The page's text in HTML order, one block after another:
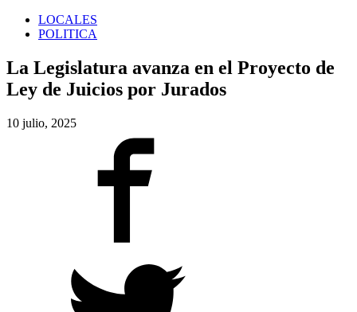
LOCALES
POLITICA
La Legislatura avanza en el Proyecto de
Ley de Juicios por Jurados
10 julio, 2025